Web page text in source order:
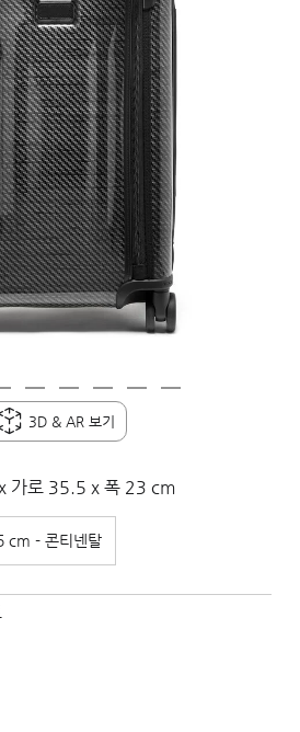
3D & AR 보기
가로 35.5 x 폭 23 cm
cm - 콘티넨탈